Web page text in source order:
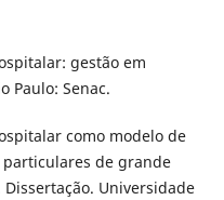
gestão em
Paulo: Senac.
como modelo de
de grande
Universidade